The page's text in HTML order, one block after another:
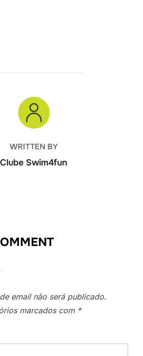
POST AUTHOR
WRITTEN BY
Clube Swim4fun
email não será publicado.
marcados com *